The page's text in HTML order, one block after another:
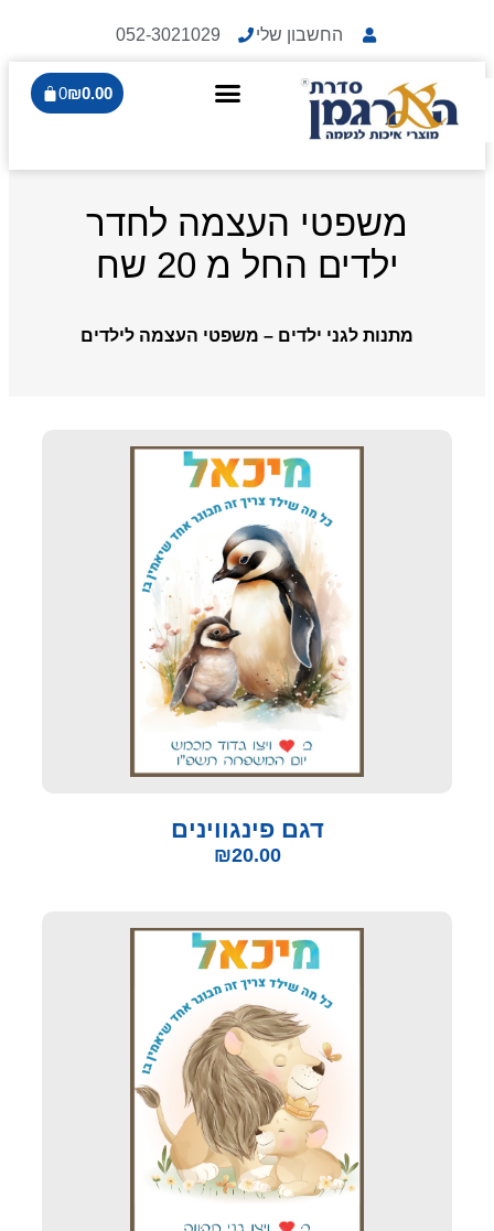
החשבון שלי 052-3021029
₪0.00
0
משפטי העצמה לחדר
ילדים החל מ 20 שח
מתנות לגני ילדים – משפטי העצמה לילדים
דגם פינגווינים
₪20.00